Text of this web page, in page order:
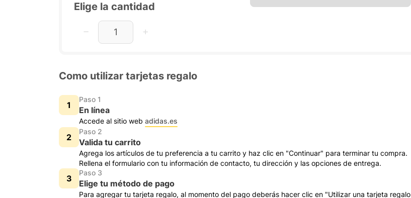
Elige la cantidad
Como utilizar tarjetas regalo
Paso 1
En línea
Accede al sitio web adidas.es
Paso 2
Valida tu carrito
Agrega los artículos de tu preferencia a tu carrito y haz clic en "Continuar" para terminar tu compra.
Rellena el formulario con tu información de contacto, tu dirección y las opciones de entrega.
Paso 3
Elige tu método de pago
Para agregar tu tarjeta regalo, al momento del pago deberás hacer clic en "Utilizar una tarjeta regalo